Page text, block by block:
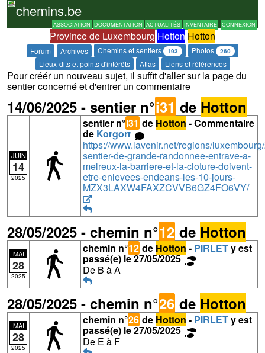
chemins.be
ASSOCIATION DOCUMENTATION ACTUALITÉS INVENTAIRE CONNEXION
Province de Luxembourg Hotton Hotton
Forum Archives Chemins et sentiers 193 Photos 260
Lieux-dits et points d'intérêts Atlas Liens et références
Pour créér un nouveau sujet, il suffit d'aller sur la page du
sentier concerné et d'entrer un commentaire
14/06/2025 - sentier n°i31 de Hotton
JUIN
14
2025
sentier n°i31 de Hotton - Commentaire
de Korgorr
https://www.lavenir.net/regions/
sentier-de-grande-randonnee-entrave-a-
melreux-la-barriere-et-la-cloture-doivent-
etre-enlevees-endeans-les-10-jours-
MZX3LAXW4FAXZCVVB6GZ4FO6VY/
28/05/2025 - chemin n°12 de Hotton
MAI
28
2025
chemin n°12 de Hotton - PIRLETy est
passé(e) le 27/05/2025
De B à A
28/05/2025 - chemin n°26 de Hotton
MAI
28
2025
chemin n°26 de Hotton - PIRLETy est
passé(e) le 27/05/2025
De E à F